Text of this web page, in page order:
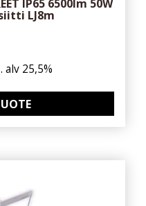
IP65 6500lm 50W
LJ8m
alv 25,5%